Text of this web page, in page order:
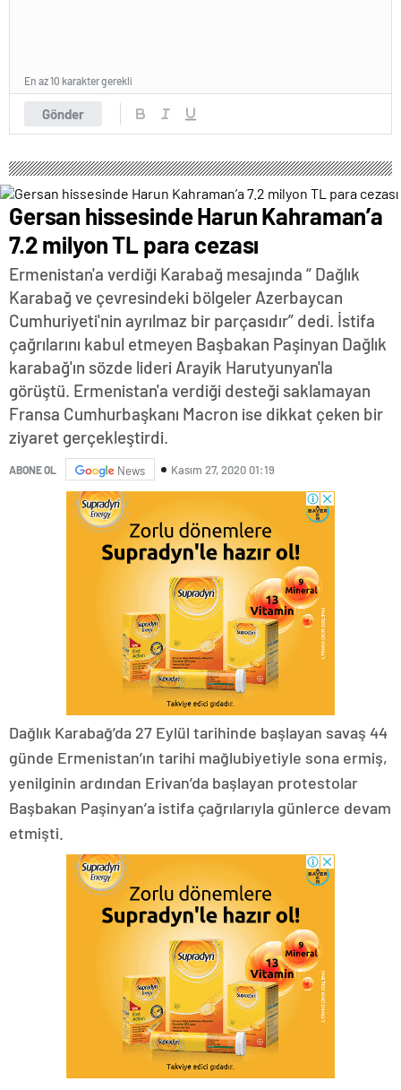
Gönder
En az 10 karakter gerekli
Gersan hissesinde Harun Kahraman’a
7.2 milyon TL para cezası
Ermenistan'a verdiği Karabağ mesajında “ Dağlık
Karabağ ve çevresindeki bölgeler Azerbaycan
Cumhuriyeti'nin ayrılmaz bir parçasıdır” dedi. İstifa
çağrılarını kabul etmeyen Başbakan Paşinyan Dağlık
karabağ'ın sözde lideri Arayik Harutyunyan'la
görüştü. Ermenistan'a verdiği desteği saklamayan
Fransa Cumhurbaşkanı Macron ise dikkat çeken bir
ziyaret gerçekleştirdi.
ABONE OL News Kasım 27, 2020 01:19
Dağlık Karabağ’da 27 Eylül tarihinde başlayan savaş 44
günde Ermenistan’ın tarihi mağlubiyetiyle sona ermiş,
yenilginin ardından Erivan’da başlayan protestolar
Başbakan Paşinyan’a istifa çağrılarıyla günlerce devam
etmişti.